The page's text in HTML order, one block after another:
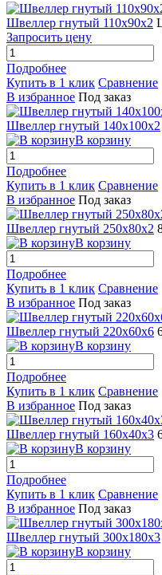
Швеллер гнутый 110х90х2
Запросить цену
Подробнее
Купить в 1 клик Сравнение
В избранное Под заказ
Швеллер гнутый 140х100х2
В корзину
Подробнее
Купить в 1 клик Сравнение
В избранное Под заказ
Швеллер гнутый 250х80х2
В корзину
Подробнее
Купить в 1 клик Сравнение
В избранное Под заказ
Швеллер гнутый 220х60х6
В корзину
Подробнее
Купить в 1 клик Сравнение
В избранное Под заказ
Швеллер гнутый 160х40х3
В корзину
Подробнее
Купить в 1 клик Сравнение
В избранное Под заказ
Швеллер гнутый 300х180х3
В корзину